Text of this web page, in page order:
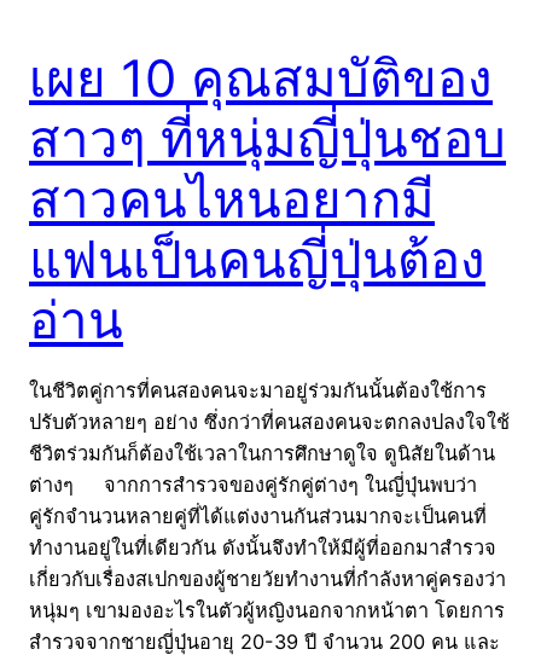
เผย 10 คุณสมบัติของ
สาวๆ ที่หนุ่มญี่ปุ่นชอบ
สาวคนไหนอยากมี
แฟนเป็นคนญี่ปุ่นต้อง
อ่าน
ในชีวิตคู่การที่คนสองคนจะมาอยู่ร่วมกันนั้นต้องใช้การ
ปรับตัวหลายๆ อย่าง ซึ่งกว่าที่คนสองคนจะตกลงปลงใจใช้
ชีวิตร่วมกันก็ต้องใช้เวลาในการศึกษาดูใจ ดูนิสัยในด้าน
ต่างๆ จากการสำรวจของคู่รักคู่ต่างๆ ในญี่ปุ่นพบว่า
คู่รักจำนวนหลายคู่ที่ได้แต่งงานกันส่วนมากจะเป็นคนที่
ทำงานอยู่ในที่เดียวกัน ดังนั้นจึงทำให้มีผู้ที่ออกมาสำรวจ
เกี่ยวกับเรื่องสเปกของผู้ชายวัยทำงานที่กำลังหาคู่ครองว่า
หนุ่มๆ เขามองอะไรในตัวผู้หญิงนอกจากหน้าตา โดยการ
สำรวจจากชายญี่ปุ่นอายุ 20-39 ปี จำนวน 200 คน และ